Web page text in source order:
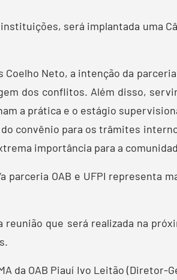
será implantada uma
Neto, a intenção da
dos conflitos. Além disso,
a prática e o estágio
convênio para os trâmites
importância para a
parceria OAB e UFPI representa
que será realizada na
da OAB Piauí Ivo Leitão